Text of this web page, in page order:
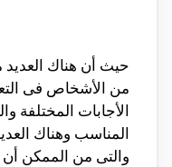
حيث أن هناك
من الأشخاص فى
الأجابات المختلفة
المناسب وهناك
والتى من الممكن